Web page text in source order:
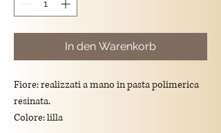
In den Warenkorb
Fiore: realizzati a mano in pasta polimerica
resinata.
Colore: lilla